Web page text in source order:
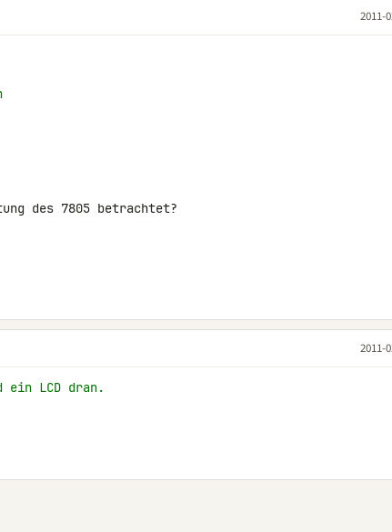
2011-
des 7805 betrachtet?
2011-
ein LCD dran.